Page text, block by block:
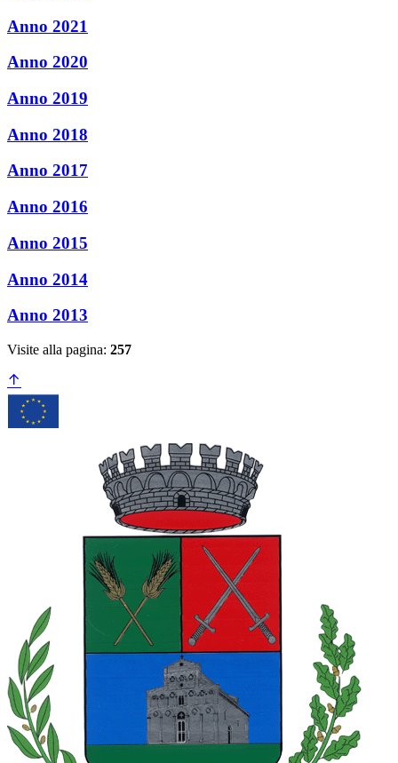
Anno 2021
Anno 2020
Anno 2019
Anno 2018
Anno 2017
Anno 2016
Anno 2015
Anno 2014
Anno 2013
Visite alla pagina: 257